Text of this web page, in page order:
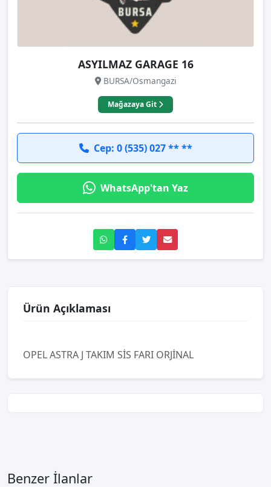
ASYILMAZ GARAGE 16
BURSA/Osmangazi
Mağazaya Git
Cep: 0 (535) 027 ** **
WhatsApp'tan Yaz
Ürün Açıklaması
OPEL ASTRA J TAKIM SİS FARI ORJİNAL
Benzer İlanlar